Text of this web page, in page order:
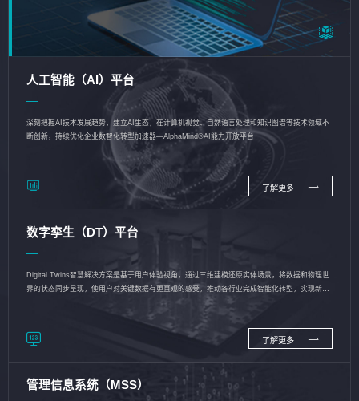
人工智能（AI）平台
深刻把握AI技术发展趋势，建立AI生态，在计算机视觉、自然语言处理和知识图谱等技术领域不
断创新，持续优化企业数智化转型加速器—AlphaMind®AI能力开放平台
了解更多
数字孪生（DT）平台
Digital Twins智慧解决方案是基于用户体验视角，通过三维建模还原实体场景，将数据和物理世
界的状态同步呈现，使用户对关键数据有更直观的感受，推动各行业完成智能化转型，实现新旧
了解更多
管理信息系统（MSS）